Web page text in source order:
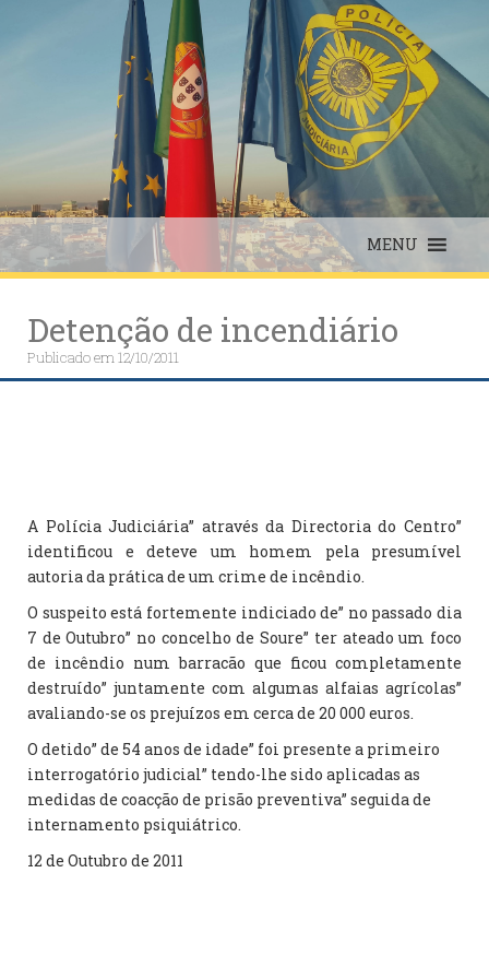
MENU
Detenção de incendiário
Publicado em12/10/2011
A Polícia Judiciária” através da Directoria do Centro”
identificou e deteve um homem pela presumível
autoria da prática de um crime de incêndio.
O suspeito está fortemente indiciado de” no passado dia
7 de Outubro” no concelho de Soure” ter ateado um foco
de incêndio num barracão que ficou completamente
destruído” juntamente com algumas alfaias agrícolas”
avaliando-se os prejuízos em cerca de 20 000 euros.
O detido” de 54 anos de idade” foi presente a primeiro
interrogatório judicial” tendo-lhe sido aplicadas as
medidas de coacção de prisão preventiva” seguida de
internamento psiquiátrico.
12 de Outubro de 2011